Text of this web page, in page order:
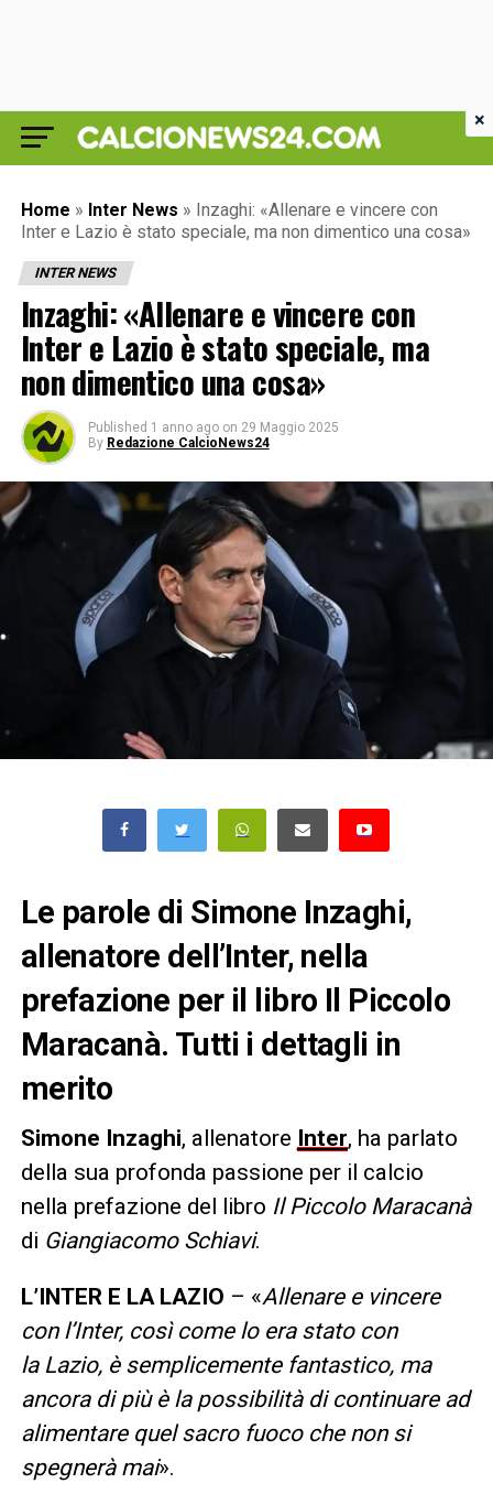
Home » Inter News » Inzaghi: «Allenare e vincere con
Inter e Lazio è stato speciale, ma non dimentico una cosa»
INTER NEWS
Inzaghi: «Allenare e vincere con
Inter e Lazio è stato speciale, ma
non dimentico una cosa»
Published 1 anno ago on 29 Maggio 2025
By Redazione CalcioNews24
Le parole di Simone Inzaghi,
allenatore dell’Inter, nella
prefazione per il libro Il Piccolo
Maracanà. Tutti i dettagli in
merito
Simone Inzaghi, allenatore Inter, ha parlato
della sua profonda passione per il calcio
nella prefazione del libro Il Piccolo Maracanà
di Giangiacomo Schiavi.
L’INTER E LA LAZIO – «Allenare e vincere
con l’Inter, così come lo era stato con
la Lazio, è semplicemente fantastico, ma
ancora di più è la possibilità di continuare ad
alimentare quel sacro fuoco che non si
spegnerà mai».
×